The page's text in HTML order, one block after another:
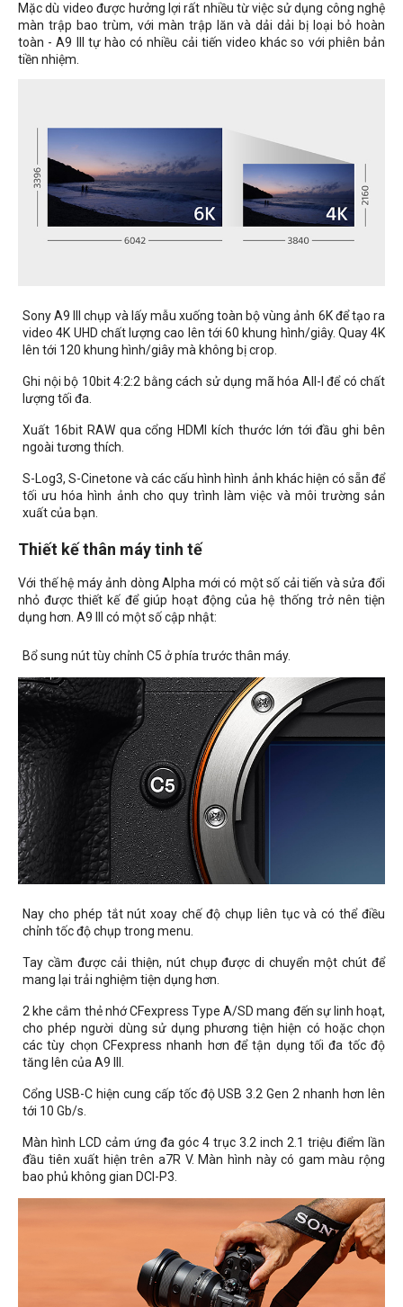
Mặc dù video được hưởng lợi rất nhiều từ việc sử dụng công nghệ
màn trập bao trùm, với màn trập lăn và dải dải bị loại bỏ hoàn
toàn - A9 III tự hào có nhiều cải tiến video khác so với phiên bản
tiền nhiệm.
Sony A9 III chụp và lấy mẫu xuống toàn bộ vùng ảnh 6K để tạo ra
video 4K UHD chất lượng cao lên tới 60 khung hình/giây. Quay 4K
lên tới 120 khung hình/giây mà không bị crop.
Ghi nội bộ 10bit 4:2:2 bằng cách sử dụng mã hóa All-I để có chất
lượng tối đa.
Xuất 16bit RAW qua cổng HDMI kích thước lớn tới đầu ghi bên
ngoài tương thích.
S-Log3, S-Cinetone và các cấu hình hình ảnh khác hiện có sẵn để
tối ưu hóa hình ảnh cho quy trình làm việc và môi trường sản
xuất của bạn.
Thiết kế thân máy tinh tế
Với thế hệ máy ảnh dòng Alpha mới có một số cải tiến và sửa đổi
nhỏ được thiết kế để giúp hoạt động của hệ thống trở nên tiện
dụng hơn. A9 III có một số cập nhật:
Bổ sung nút tùy chỉnh C5 ở phía trước thân máy.
Nay cho phép tắt nút xoay chế độ chụp liên tục và có thể điều
chỉnh tốc độ chụp trong menu.
Tay cầm được cải thiện, nút chụp được di chuyển một chút để
mang lại trải nghiệm tiện dụng hơn.
2 khe cắm thẻ nhớ CFexpress Type A/SD mang đến sự linh hoạt,
cho phép người dùng sử dụng phương tiện hiện có hoặc chọn
các tùy chọn CFexpress nhanh hơn để tận dụng tối đa tốc độ
tăng lên của A9 III.
Cổng USB-C hiện cung cấp tốc độ USB 3.2 Gen 2 nhanh hơn lên
tới 10 Gb/s.
Màn hình LCD cảm ứng đa góc 4 trục 3.2 inch 2.1 triệu điểm lần
đầu tiên xuất hiện trên a7R V. Màn hình này có gam màu rộng
bao phủ không gian DCI-P3.